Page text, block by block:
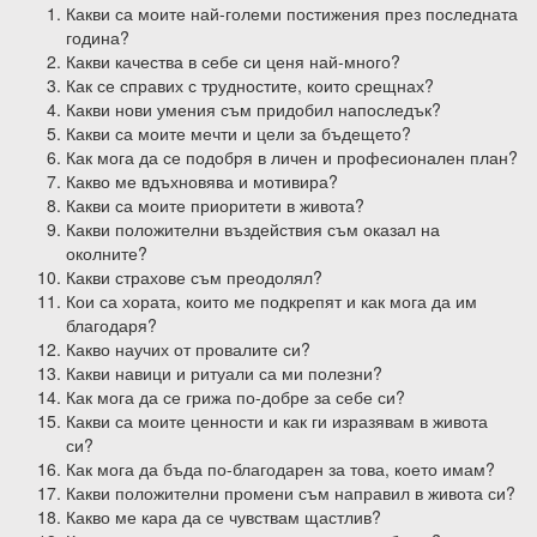
Какви са моите най-големи постижения през последната
година?
Какви качества в себе си ценя най-много?
Как се справих с трудностите, които срещнах?
Какви нови умения съм придобил напоследък?
Какви са моите мечти и цели за бъдещето?
Как мога да се подобря в личен и професионален план?
Какво ме вдъхновява и мотивира?
Какви са моите приоритети в живота?
Какви положителни въздействия съм оказал на
околните?
Какви страхове съм преодолял?
Кои са хората, които ме подкрепят и как мога да им
благодаря?
Какво научих от провалите си?
Какви навици и ритуали са ми полезни?
Как мога да се грижа по-добре за себе си?
Какви са моите ценности и как ги изразявам в живота
си?
Как мога да бъда по-благодарен за това, което имам?
Какви положителни промени съм направил в живота си?
Какво ме кара да се чувствам щастлив?